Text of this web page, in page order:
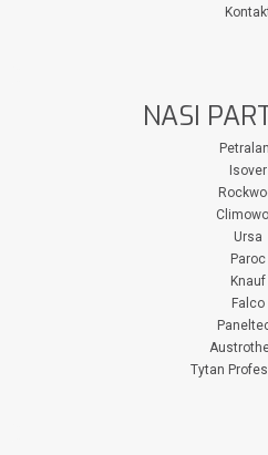
NASI
Isover
Ursa
Paroc
Knauf
Falco
Tytan